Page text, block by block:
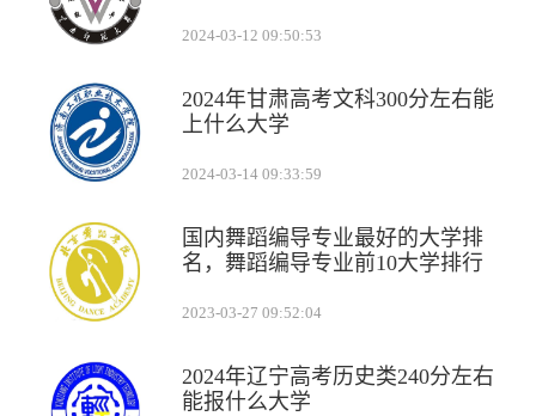
2024-03-12 09:50:53
2024年甘肃高考文科300分左右能
上什么大学
2024-03-14 09:33:59
国内舞蹈编导专业最好的大学排
名，舞蹈编导专业前10大学排行
2023-03-27 09:52:04
2024年辽宁高考历史类240分左右
能报什么大学